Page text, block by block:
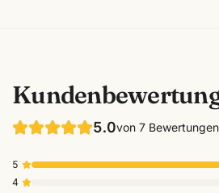
5.0von 7 Bewertungen
5
4